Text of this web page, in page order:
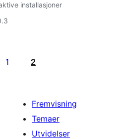
installasjoner
1 2
Fremvisning
Temaer
Utvidelser